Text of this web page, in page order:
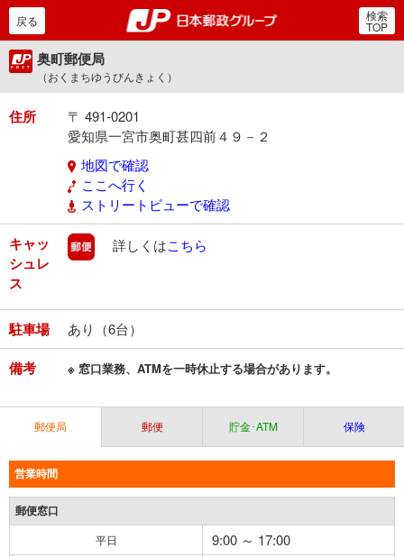
郵便局・日本郵政グルー
戻る 検索
TOP
奥町郵便局
（おくまちゆうびんきょく）
住所
〒 491-0201
愛知県一宮市奥町甚四前４９－２
地図で確認
ここへ行く
ストリートビューで確認
キャッ
シュレ
ス
郵便
詳しくはこちら
駐車場 あり（6台）
備考 ※ 窓口業務、ATMを一時休止する場合があります。
郵便局 郵便 貯金･ATM 保険
営業時間
郵便窓口
平日 9:00 ～ 17:00